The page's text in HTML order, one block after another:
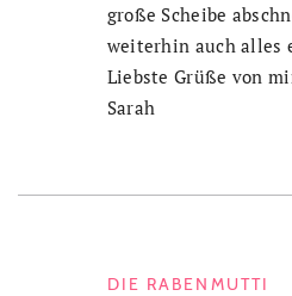
große Scheibe
weiterhin auch alles
Liebste Grüße von
Sarah
DIE RABENMUTTI